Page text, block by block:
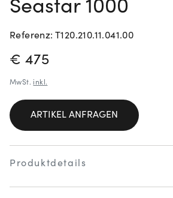
Seastar 1000
Referenz: T120.210.11.041.00
PREISINFORMATIONEN
€ 475
MwSt. inkl.
ARTIKEL ANFRAGEN
Produktdetails